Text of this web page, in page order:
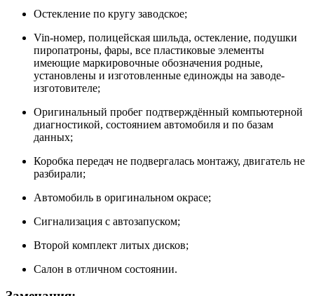
Остекление по кругу заводское;
Vin-номер, полицейская шильда, остекление, подушки
пиропатроны, фары, все пластиковые элементы
имеющие маркировочные обозначения родные,
установлены и изготовленные единожды на заводе-
изготовителе;
Оригинальный пробег подтверждённый компьютерной
диагностикой, состоянием автомобиля и по базам
данных;
Коробка передач не подвергалась монтажу, двигатель не
разбирали;
Автомобиль в оригинальном окрасе;
Сигнализация с автозапуском;
Второй комплект литых дисков;
Салон в отличном состоянии.